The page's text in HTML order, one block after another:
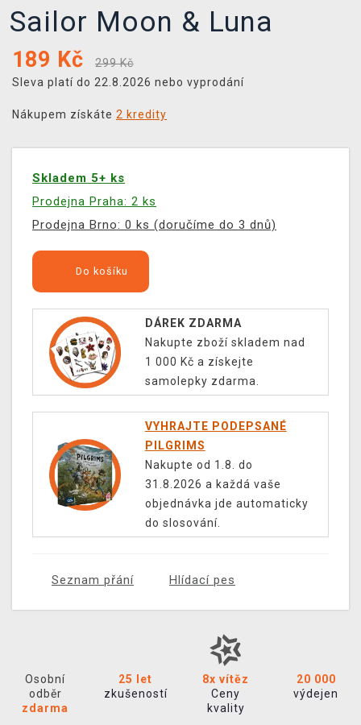
Sailor Moon & Luna
189 Kč
299 Kč
Sleva platí do 22.8.2026 nebo vyprodání
Nákupem získáte 2 kredity
Skladem 5+ ks
Prodejna Praha: 2 ks
Prodejna Brno: 0 ks (doručíme do 3 dnů)
Do košíku
DÁREK ZDARMA
Nakupte zboží skladem nad
1 000 Kč a získejte
samolepky zdarma.
VYHRAJTE PODEPSANÉ
PILGRIMS
Nakupte od 1.8. do
31.8.2026 a každá vaše
objednávka jde automaticky
do slosování.
Seznam přání Hlídací pes
Osobní
odběr
zdarma
25 let
zkušeností
8x vítěz
Ceny
kvality
20 000
výdejen